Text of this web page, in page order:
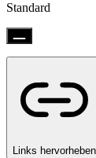
Standard
Links hervorheben